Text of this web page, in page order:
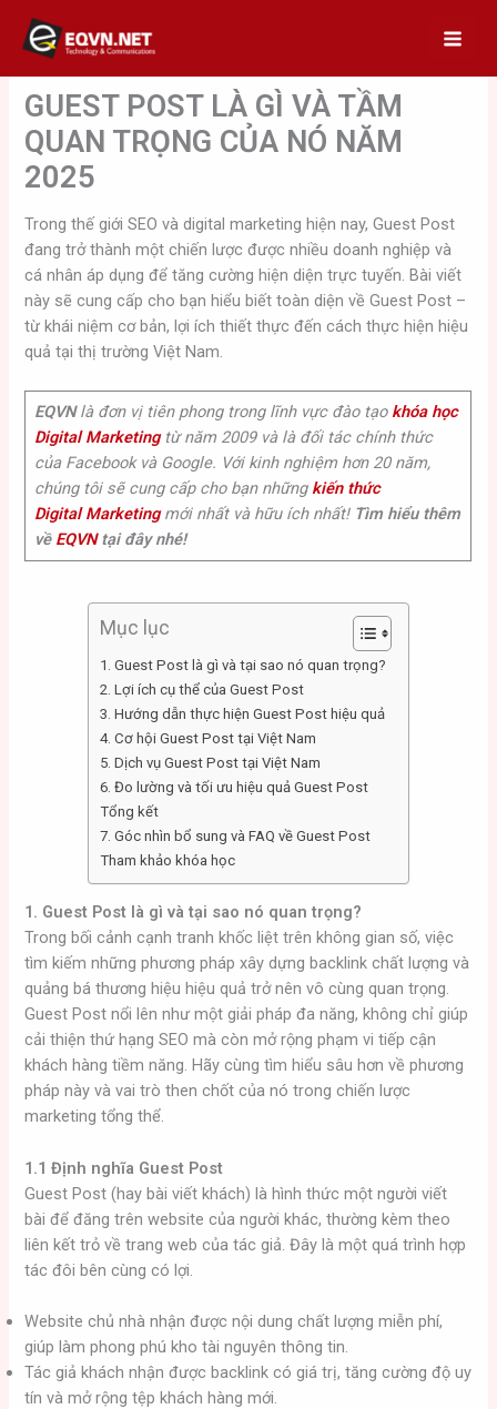
content
GUEST POST LÀ GÌ VÀ TẦM
QUAN TRỌNG CỦA NÓ NĂM
2025
Trong thế giới SEO và digital marketing hiện nay, Guest Post
đang trở thành một chiến lược được nhiều doanh nghiệp và
cá nhân áp dụng để tăng cường hiện diện trực tuyến. Bài viết
này sẽ cung cấp cho bạn hiểu biết toàn diện về Guest Post –
từ khái niệm cơ bản, lợi ích thiết thực đến cách thực hiện hiệu
quả tại thị trường Việt Nam.
EQVNlà đơn vị tiên phong trong lĩnh vực đào tạo khóa học
Digital Marketingtừ năm 2009 và là đối tác chính thức
của Facebook và Google. Với kinh nghiệm hơn 20 năm,
chúng tôi sẽ cung cấp cho bạn những kiến thức
Digital Marketingmới nhất và hữu ích nhất! Tìm hiểu thêm
về EQVNtại đây nhé!
Mục lục
1. Guest Post là gì và tại sao nó quan trọng?
2. Lợi ích cụ thể của Guest Post
3. Hướng dẫn thực hiện Guest Post hiệu quả
4. Cơ hội Guest Post tại Việt Nam
5. Dịch vụ Guest Post tại Việt Nam
6. Đo lường và tối ưu hiệu quả Guest Post
Tổng kết
7. Góc nhìn bổ sung và FAQ về Guest Post
Tham khảo khóa học
1. Guest Post là gì và tại sao nó quan trọng?
Trong bối cảnh cạnh tranh khốc liệt trên không gian số, việc
tìm kiếm những phương pháp xây dựng backlink chất lượng và
quảng bá thương hiệu hiệu quả trở nên vô cùng quan trọng.
Guest Post nổi lên như một giải pháp đa năng, không chỉ giúp
cải thiện thứ hạng SEO mà còn mở rộng phạm vi tiếp cận
khách hàng tiềm năng. Hãy cùng tìm hiểu sâu hơn về phương
pháp này và vai trò then chốt của nó trong chiến lược
marketing tổng thể.
1.1 Định nghĩa Guest Post
Guest Post (hay bài viết khách) là hình thức một người viết
bài để đăng trên website của người khác, thường kèm theo
liên kết trỏ về trang web của tác giả. Đây là một quá trình hợp
tác đôi bên cùng có lợi.
Website chủ nhà nhận được nội dung chất lượng miễn phí,
giúp làm phong phú kho tài nguyên thông tin.
Tác giả khách nhận được backlink có giá trị, tăng cường độ uy
tín và mở rộng tệp khách hàng mới.